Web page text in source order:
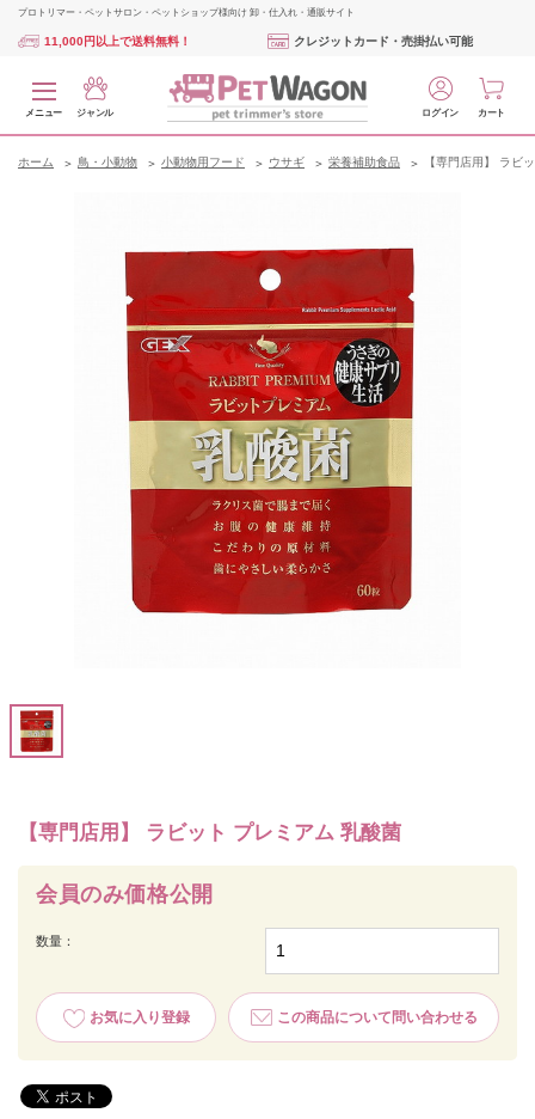
プロトリマー・ペットサロン・ペットショップ様向け 卸・仕入れ・通販サイト
11,000円以上で送料無料！ クレジットカード・売掛払い可能
メニュー ジャンル ログイン カート
ホーム 鳥・小動物 小動物用フード ウサギ 栄養補助食品 【専門店用】 ラビ
【専門店用】 ラビット プレミアム 乳酸菌
会員のみ価格公開
数量：
お気に入り登録 この商品について問い合わせる